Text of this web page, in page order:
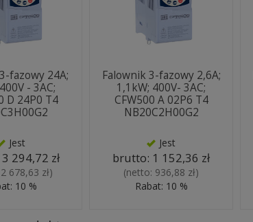
fazowy 24A;
- 3AC;
D 24P0 T4
Jest
3 294,72 zł
2 678,63 zł)
10 %
Falownik 3-fazowy 2,6A;
1,1kW; 400V- 3AC;
CFW500 A 02P6 T4
NB20C2H00G2
Jest
brutto: 1 152,36 zł
(netto: 936,88 zł)
Rabat: 10 %